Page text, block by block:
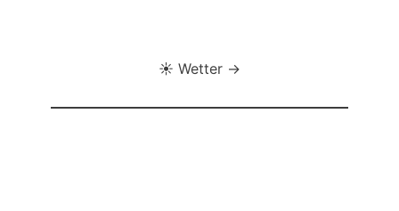
☀️ Wetter →